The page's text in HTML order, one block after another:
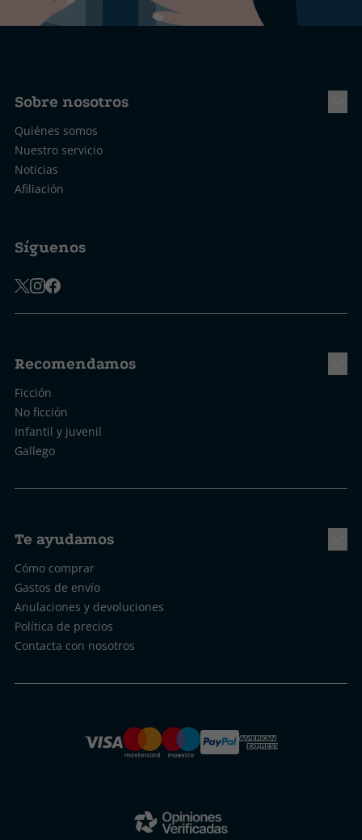
Sobre nosotros
Quiénes somos
Nuestro servicio
Noticias
Afiliación
Síguenos
Recomendamos
Ficción
No ficción
Infantil y juvenil
Gallego
Te ayudamos
Cómo comprar
Gastos de envío
Anulaciones y devoluciones
Política de precios
Contacta con nosotros